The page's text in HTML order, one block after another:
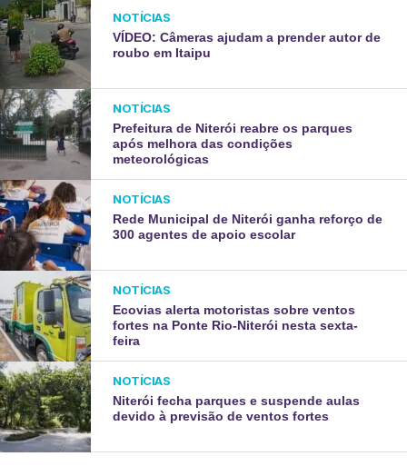
NOTÍCIAS
VÍDEO: Câmeras ajudam a prender autor de
roubo em Itaipu
NOTÍCIAS
Prefeitura de Niterói reabre os parques
após melhora das condições
meteorológicas
NOTÍCIAS
Rede Municipal de Niterói ganha reforço de
300 agentes de apoio escolar
NOTÍCIAS
Ecovias alerta motoristas sobre ventos
fortes na Ponte Rio-Niterói nesta sexta-
feira
NOTÍCIAS
Niterói fecha parques e suspende aulas
devido à previsão de ventos fortes